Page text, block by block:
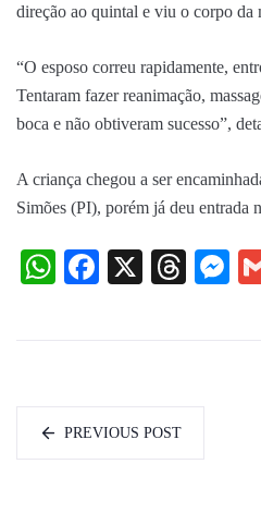
direção ao quintal e viu o corpo da
“O esposo correu rapidamente,
Tentaram fazer reanimação,
boca e não obtiveram sucesso”,
A criança chegou a ser
Simões (PI), porém já deu entrada
WhatsApp
Facebook
X
PREVIOUS POST